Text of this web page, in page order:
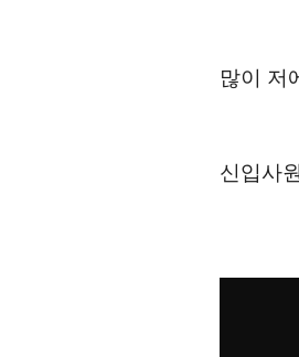
많이 저
신입사